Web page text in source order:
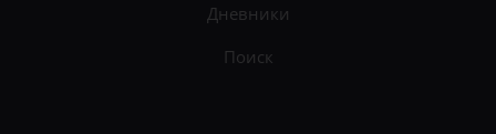
Дневники
Поиск